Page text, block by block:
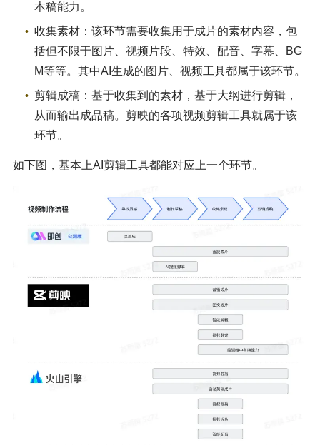
本稿能力。
收集素材：该环节需要收集用于成片的素材内容，包
括但不限于图片、视频片段、特效、配音、字幕、BG
M等等。其中AI生成的图片、视频工具都属于该环节。
剪辑成稿：基于收集到的素材，基于大纲进行剪辑，
从而输出成品稿。剪映的各项视频剪辑工具就属于该
环节。
如下图，基本上AI剪辑工具都能对应上一个环节。